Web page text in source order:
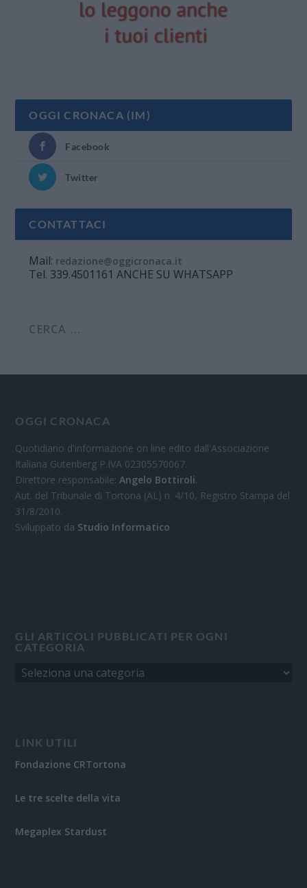
OGGI CRONACA (IM)
Facebook
Twitter
CONTATTACI
Mail: redazione@oggicronaca.it
Tel. 339.4501161 ANCHE SU WHATSAPP
OGGI CRONACA
Quotidiano d'informazione on line edito dall'Associazione
Italiana Gutenberg P.IVA 02305570067.
Direttore responsabile:Angelo Bottiroli.
Aut. del Tribunale di Tortona (AL) n. 4/10, Registro Stampa del
31/8/2010.
Sviluppato da Studio Informatico
GLI ARTICOLI PUBBLICATI PER OGNI
CATEGORIA
LINK UTILI
Fondazione CRTortona
Le tre scelte della vita
Megaplex Stardust